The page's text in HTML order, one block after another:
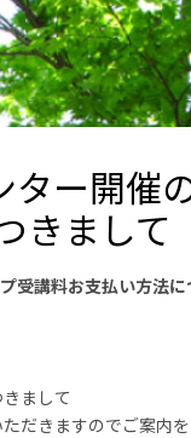
ー開催
きまして
講料お支払い方法に
まして
だきますのでご案内を